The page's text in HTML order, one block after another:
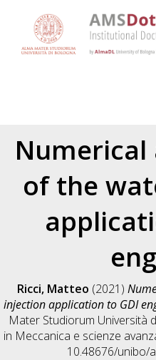
Numerical
of the
Ricci, Matteo (2021)
injection application to GDI
Mater Studiorum Università
in Meccanica e scienze
10.48676/unibo/